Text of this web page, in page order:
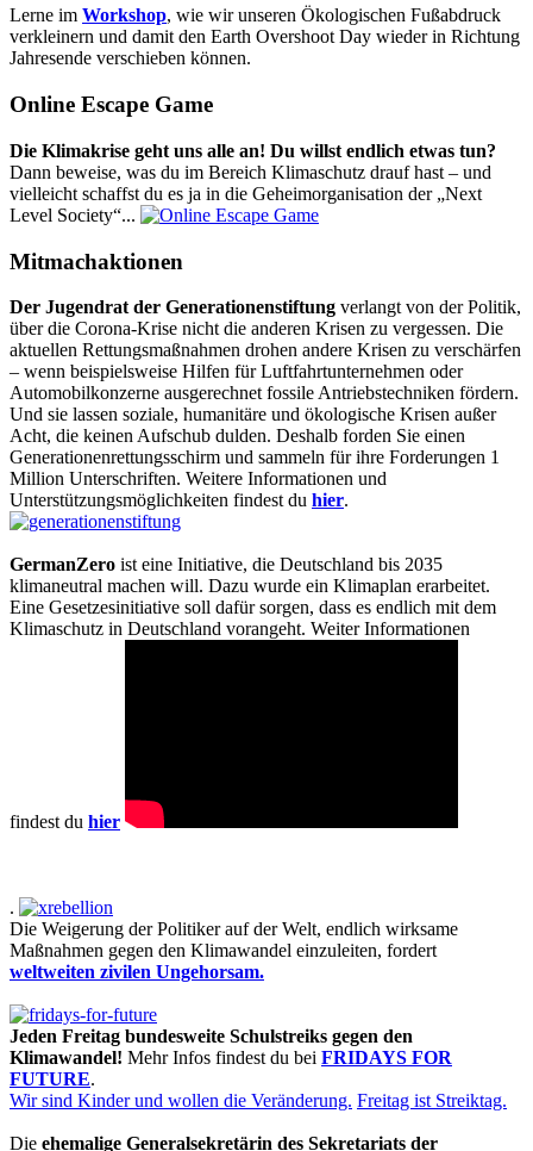
Lerne im Workshop, wie wir unseren Ökologischen Fußabdruck
verkleinern und damit den Earth Overshoot Day wieder in Richtung
Jahresende verschieben können.
Online Escape Game
Die Klimakrise geht uns alle an! Du willst endlich etwas tun?
Dann beweise, was du im Bereich Klimaschutz drauf hast – und
vielleicht schaffst du es ja in die Geheimorganisation der „Next
Level Society“...
Mitmachaktionen
Der Jugendrat der Generationenstiftung verlangt von der Politik,
über die Corona-Krise nicht die anderen Krisen zu vergessen. Die
aktuellen Rettungsmaßnahmen drohen andere Krisen zu verschärfen
– wenn beispielsweise Hilfen für Luftfahrtunternehmen oder
Automobilkonzerne ausgerechnet fossile Antriebstechniken fördern.
Und sie lassen soziale, humanitäre und ökologische Krisen außer
Acht, die keinen Aufschub dulden. Deshalb forden Sie einen
Generationenrettungsschirm und sammeln für ihre Forderungen 1
Million Unterschriften. Weitere Informationen und
Unterstützungsmöglichkeiten findest du hier.
GermanZero ist eine Initiative, die Deutschland bis 2035
klimaneutral machen will. Dazu wurde ein Klimaplan erarbeitet.
Eine Gesetzesinitiative soll dafür sorgen, dass es endlich mit dem
Klimaschutz in Deutschland vorangeht. Weiter Informationen
findest du hier
.
Die Weigerung der Politiker auf der Welt, endlich wirksame
Maßnahmen gegen den Klimawandel einzuleiten, fordert
weltweiten zivilen Ungehorsam.
Jeden Freitag bundesweite Schulstreiks gegen den
Klimawandel! Mehr Infos findest du bei FRIDAYS FOR
FUTURE.
Wir sind Kinder und wollen die Veränderung. Freitag ist Streiktag.
Die ehemalige Generalsekretärin des Sekretariats der